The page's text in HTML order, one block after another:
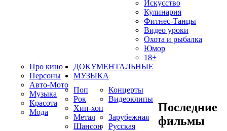
Искусство
Кулинария
Фитнес-Танцы
Видео уроки
Охота и рыбалка
Юмор
18+
Про кино
Персоны
Авто-Мото
Музыка
Красота
Мода
ДОКУМЕНТАЛЬНЫЕ
МУЗЫКА
Поп
Рок
Хип-хоп
Метал
Шансон
Концерты
Видеоклипы
Зарубежная
Русская
Последние
фильмы